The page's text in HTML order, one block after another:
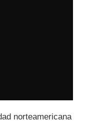
norteamericana